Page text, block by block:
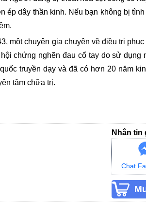
ép dây thần kinh. Nếu bạn không bị
một chuyên gia chuyên về điều trị
chứng nghẽn đau cổ tay do sử
truyền dạy và đã có hơn 20 năm
tâm chữa trị.
Nhắn tin
Chat